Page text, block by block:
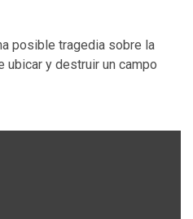
posible tragedia sobre la
ubicar y destruir un campo